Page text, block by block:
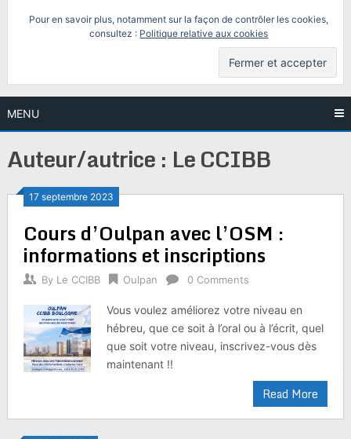
Pour en savoir plus, notamment sur la façon de contrôler les cookies,
consultez : Politique relative aux cookies
MENU
Auteur/autrice : Le CCIBB
17 septembre 2023
Cours d’Oulpan avec l’OSM :
informations et inscriptions
By Le CCIBB Oulpan 0 Comments
Vous voulez améliorez votre niveau en
hébreu, que ce soit à l’oral ou à l’écrit, quel
que soit votre niveau, inscrivez-vous dès
maintenant !!
Read More